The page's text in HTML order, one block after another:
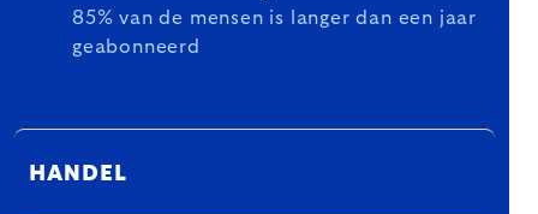
85% van de mensen is langer dan een jaar
geabonneerd
HANDEL